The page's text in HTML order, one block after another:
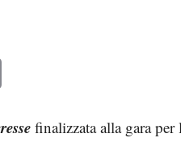
finalizzata alla gara per